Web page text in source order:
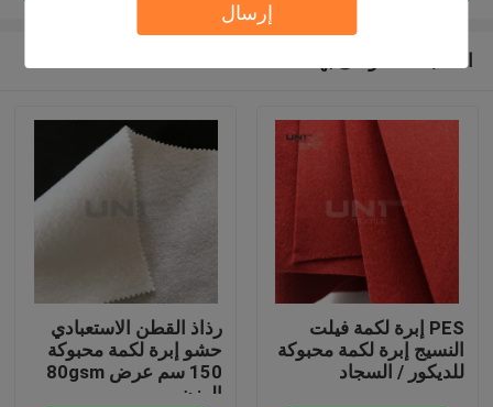
إرسال
المنتجات الموصى بها
PES إبرة لكمة فيلت
النسيج إبرة لكمة محبوكة
للديكور / السجاد
رذاذ القطن الاستعبادي
حشو إبرة لكمة محبوكة
150 سم عرض 80gsm
الوزن